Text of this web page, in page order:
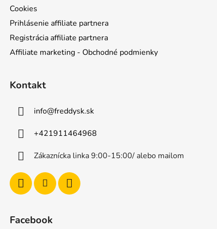
Cookies
Prihlásenie affiliate partnera
Registrácia affiliate partnera
Affiliate marketing - Obchodné podmienky
Kontakt
info@freddysk.sk
+421911464968
Zákaznícka linka 9:00-15:00/ alebo mailom
Facebook